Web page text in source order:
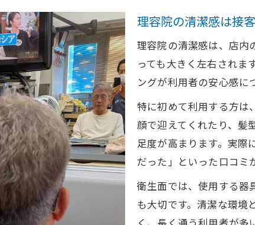
理容院の技術で変わる印象ア
理容院体験で大人の雰囲気を手
理容院の伝統技術を現代風に
理容院のカウンセリングで失敗し
理容院カウンセリングの事前
理容院で要望を伝えるコミュ
理容院選びで重視すべきカウ
理容院の事前相談が仕上がり
理容院カウンセリングの流れ
身だしなみを整える理容院活用ガ
理容院の清潔感は接
理容院の清潔感は、店内
っても大きく左右されま
ングが利用者の安心感に
特に初めて利用する方は
顔で迎えてくれたり、髪
足度が高まります。実際
だった」といった口コミ
衛生面では、使用する器
も大切です。清潔な環境